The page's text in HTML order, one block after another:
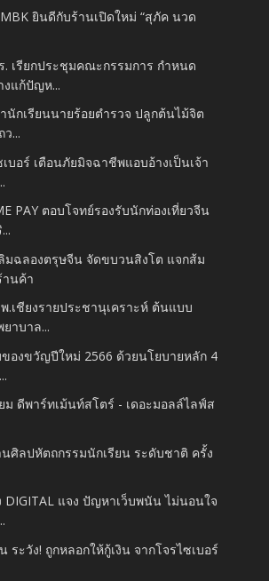
ยินดีกับร้านเปิดใหม่ “สุภัค นวด
. เรียกประชุมคณะกรรมการ กำหนด
งแก้ปัญห...
นักเรียนนายร้อยตำรวจ ปลูกต้นไม้จิต
...
บอร์ เตือนภัยมิจฉาชีพแอบอ้างเป็นเจ้า
PAY ตอบโจทย์รองรับนักท่องเที่ยวจีน
มฉลองตรุษจีน จัดขบวนสิงโต แจกส้ม
านค้า
.เชียงรายประชานุเคราะห์ ต้นแบบ
าบาล...
องขวัญปีใหม่ 2566 ด้วยนโยบายหลัก 4
ม ดีพาร์ทเม้นท์สโตร์ - เดอะมอลล์ไลฟ์ส
นศิลปหัตถกรรมนักเรียน ระดับชาติ ครั้ง
DIGITAL แจง ปัญหาเว็บพนัน ไม่นอนใจ
ระวัง! ถูกหลอกให้กู้เงิน จากโจรไซเบอร์